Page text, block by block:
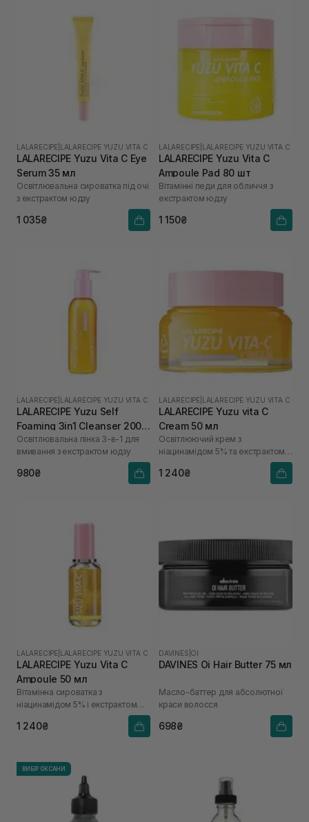
LALARECIPE LALARECIPE YUZU VITA C
LALARECIPE Yuzu Vita C Eye
Serum 35 мл
Освітлювальна сироватка під очі
з екстрактом юдзу
1 035₴
LALARECIPE LALARECIPE YUZU VITA C
LALARECIPE Yuzu Vita C
Ampoule Pad 80 шт
Вітамінні педи для обличчя з
екстрактом юдзу
1 150₴
LALARECIPE LALARECIPE YUZU VITA C
LALARECIPE Yuzu Self
Foaming 3in1 Cleanser 200
мл
Освітлювальна пінка 3-в-1 для
вмивання з екстрактом юдзу
980₴
LALARECIPE LALARECIPE YUZU VITA C
LALARECIPE Yuzu vita C
Cream 50 мл
Освітлюючий крем з
ніацинамідом 5% та екстрактом
1 240₴
LALARECIPE LALARECIPE YUZU VITA C
LALARECIPE Yuzu Vita C
Ampoule 50 мл
Вітамінна сироватка з
ніацинамідом 5% і екстрактом
1 240₴
DAVINES OI
DAVINES Oi Hair Butter 75 мл
Масло-баттер для абсолютної
краси волосся
698₴
ВИБІР ОКСАНИ